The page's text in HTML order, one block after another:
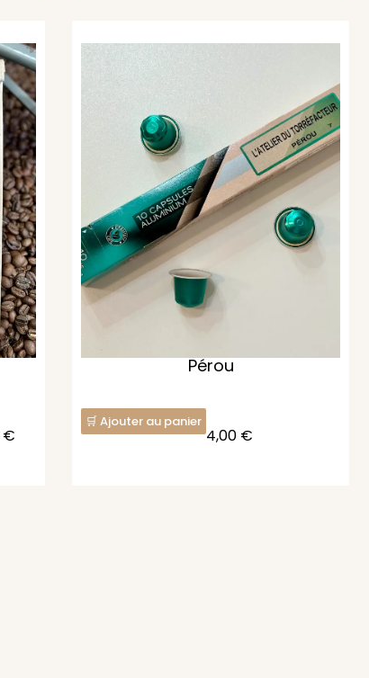
€
Pérou
Ajouter au panier
4,00 €